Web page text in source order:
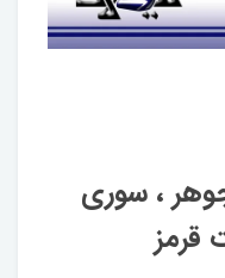
، سوری
قرمز